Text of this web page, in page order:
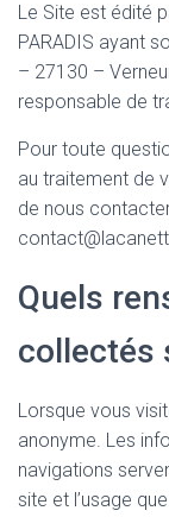
Le Site est édité
PARADIS ayant
– 27130 –
responsable de
Pour toute
au traitement de
de nous
Quels
collectés
Lorsque vous
anonyme. Les
navigations
site et l’usage